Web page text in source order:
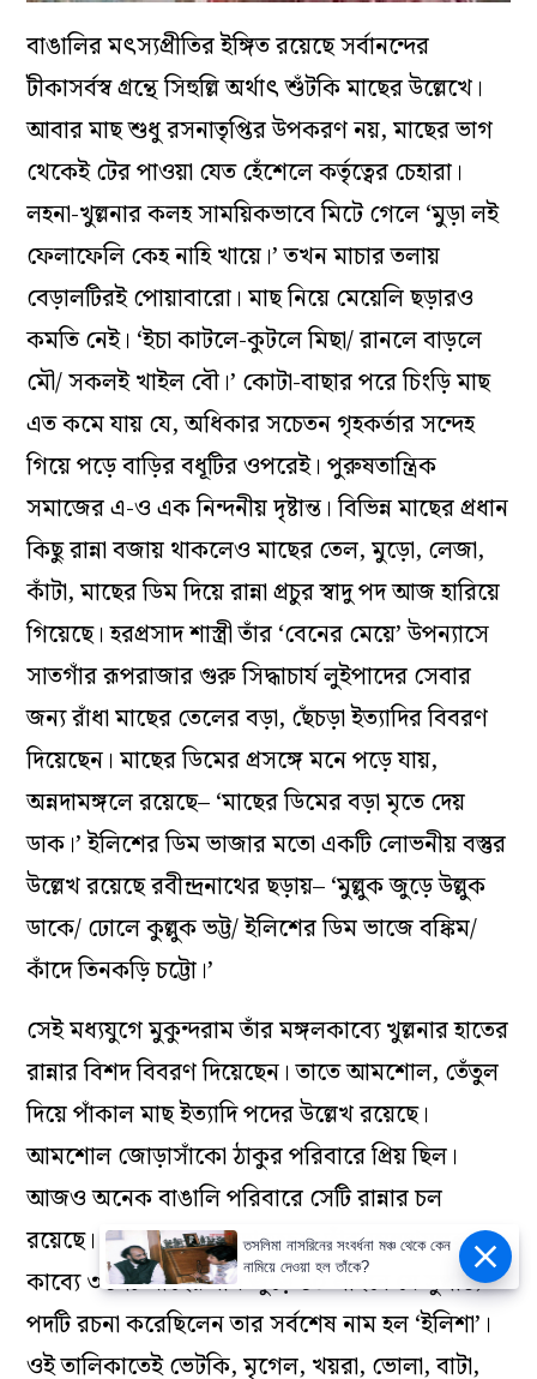
বাঙালির মৎস্যপ্রীতির ইঙ্গিত রয়েছে সর্বানন্দের
টীকাসর্বস্ব গ্রন্থে সিহুল্লি অর্থাৎ শুঁটকি মাছের উল্লেখে।
আবার মাছ শুধু রসনাতৃপ্তির উপকরণ নয়, মাছের ভাগ
থেকেই টের পাওয়া যেত হেঁশেলে কর্তৃত্বের চেহারা।
লহনা-খুল্লনার কলহ সাময়িকভাবে মিটে গেলে ‘মুড়া লই
ফেলাফেলি কেহ নাহি খায়ে।’ তখন মাচার তলায়
বেড়ালটিরই পোয়াবারো। মাছ নিয়ে মেয়েলি ছড়ারও
কমতি নেই। ‘ইচা কাটলে-কুটলে মিছা/ রানলে বাড়লে
মৌ/ সকলই খাইল বৌ।’ কোটা-বাছার পরে চিংড়ি মাছ
এত কমে যায় যে, অধিকার সচেতন গৃহকর্তার সন্দেহ
গিয়ে পড়ে বাড়ির বধূটির ওপরেই। পুরুষতান্ত্রিক
সমাজের এ-ও এক নিন্দনীয় দৃষ্টান্ত। বিভিন্ন মাছের প্রধান
কিছু রান্না বজায় থাকলেও মাছের তেল, মুড়ো, লেজা,
কাঁটা, মাছের ডিম দিয়ে রান্না প্রচুর স্বাদু পদ আজ হারিয়ে
গিয়েছে। হরপ্রসাদ শাস্ত্রী তাঁর ‘বেনের মেয়ে’ উপন্যাসে
সাতগাঁর রূপরাজার গুরু সিদ্ধাচার্য লুইপাদের সেবার
জন্য রাঁধা মাছের তেলের বড়া, ছেঁচড়া ইত্যাদির বিবরণ
দিয়েছেন। মাছের ডিমের প্রসঙ্গে মনে পড়ে যায়,
অন্নদামঙ্গলে রয়েছে– ‘মাছের ডিমের বড়া মৃতে দেয়
ডাক।’ ইলিশের ডিম ভাজার মতো একটি লোভনীয় বস্তুর
উল্লেখ রয়েছে রবীন্দ্রনাথের ছড়ায়– ‘মুল্লুক জুড়ে উল্লুক
ডাকে/ ঢোলে কুল্লুক ভট্ট/ ইলিশের ডিম ভাজে বঙ্কিম/
কাঁদে তিনকড়ি চট্টো।’
সেই মধ্যযুগে মুকুন্দরাম তাঁর মঙ্গলকাব্যে খুল্লনার হাতের
রান্নার বিশদ বিবরণ দিয়েছেন। তাতে আমশোল, তেঁতুল
দিয়ে পাঁকাল মাছ ইত্যাদি পদের উল্লেখ রয়েছে।
আমশোল জোড়াসাঁকো ঠাকুর পরিবারে প্রিয় ছিল।
আজও অনেক বাঙালি পরিবারে সেটি রান্নার চল
রয়েছে। অষ্টাদশ শতকে ভারতচন্দ্র তাঁর ‘অন্নদামঙ্গল’
কাব্যে ৩১-টি মাছের নাম জুড়ে ১০ লাইনে যে সুপাঠ্য
পদটি রচনা করেছিলেন তার সর্বশেষ নাম হল ‘ইলিশা’।
ওই তালিকাতেই ভেটকি, মৃগেল, খয়রা, ভোলা, বাটা,
তসলিমা নাসরিনের সংবর্ধনা মঞ্চ থেকে কেন
নামিয়ে দেওয়া হল তাঁকে?